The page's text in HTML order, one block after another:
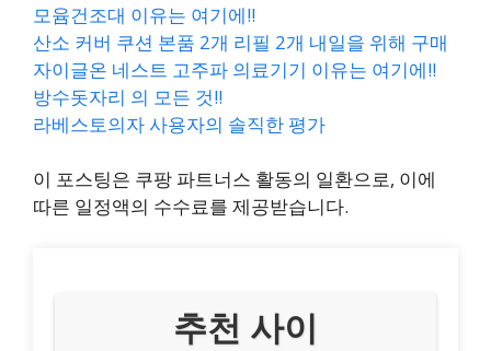
모윰건조대 이유는 여기에!!
산소 커버 쿠션 본품 2개 리필 2개 내일을 위해 구매
자이글온 네스트 고주파 의료기기 이유는 여기에!!
방수돗자리 의 모든 것!!
라베스토의자 사용자의 솔직한 평가
이 포스팅은 쿠팡 파트너스 활동의 일환으로, 이에
따른 일정액의 수수료를 제공받습니다.
추천 사이